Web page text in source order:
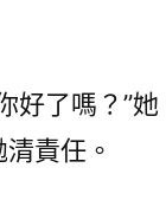
好了嗎？”她
責任。